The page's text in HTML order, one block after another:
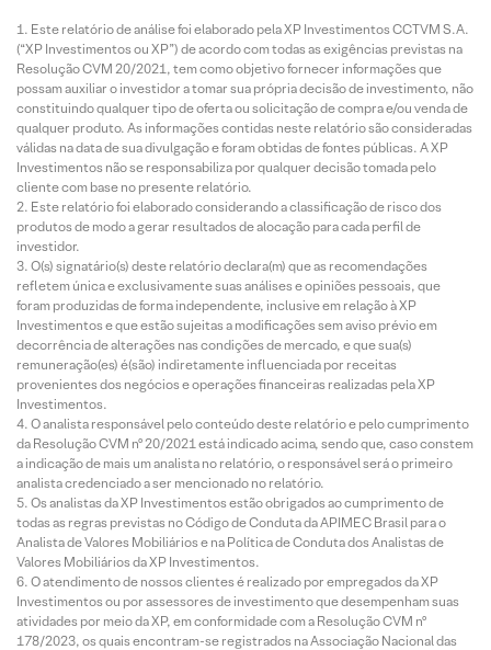
Este relatório de análise foi elaborado pela XP Investimentos CCTVM S.A.
(“XP Investimentos ou XP”) de acordo com todas as exigências previstas na
Resolução CVM 20/2021, tem como objetivo fornecer informações que
possam auxiliar o investidor a tomar sua própria decisão de investimento, não
constituindo qualquer tipo de oferta ou solicitação de compra e/ou venda de
qualquer produto. As informações contidas neste relatório são consideradas
válidas na data de sua divulgação e foram obtidas de fontes públicas. A XP
Investimentos não se responsabiliza por qualquer decisão tomada pelo
cliente com base no presente relatório.
Este relatório foi elaborado considerando a classificação de risco dos
produtos de modo a gerar resultados de alocação para cada perfil de
investidor.
O(s) signatário(s) deste relatório declara(m) que as recomendações
refletem única e exclusivamente suas análises e opiniões pessoais, que
foram produzidas de forma independente, inclusive em relação à XP
Investimentos e que estão sujeitas a modificações sem aviso prévio em
decorrência de alterações nas condições de mercado, e que sua(s)
remuneração(es) é(são) indiretamente influenciada por receitas
provenientes dos negócios e operações financeiras realizadas pela XP
Investimentos.
O analista responsável pelo conteúdo deste relatório e pelo cumprimento
da Resolução CVM nº 20/2021 está indicado acima, sendo que, caso constem
a indicação de mais um analista no relatório, o responsável será o primeiro
analista credenciado a ser mencionado no relatório.
Os analistas da XP Investimentos estão obrigados ao cumprimento de
todas as regras previstas no Código de Conduta da APIMEC Brasil para o
Analista de Valores Mobiliários e na Política de Conduta dos Analistas de
Valores Mobiliários da XP Investimentos.
O atendimento de nossos clientes é realizado por empregados da XP
Investimentos ou por assessores de investimento que desempenham suas
atividades por meio da XP, em conformidade com a Resolução CVM nº
178/2023, os quais encontram-se registrados na Associação Nacional das